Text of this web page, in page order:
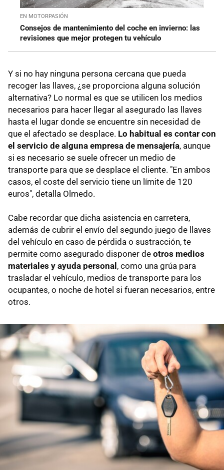
EN MOTORPASIÓN
Consejos de mantenimiento del coche en invierno: las
revisiones que mejor protegen tu vehículo
Y si no hay ninguna persona cercana que pueda
recoger las llaves, ¿se proporciona alguna solución
alternativa? Lo normal es que se utilicen los medios
necesarios para hacer llegar al asegurado las llaves
hasta el lugar donde se encuentre sin necesidad de
que el afectado se desplace. Lo habitual es contar con
el servicio de alguna empresa de mensajería, aunque
si es necesario se suele ofrecer un medio de
transporte para que se desplace el cliente. "En ambos
casos, el coste del servicio tiene un límite de 120
euros", detalla Olmedo.
Cabe recordar que dicha asistencia en carretera,
además de cubrir el envío del segundo juego de llaves
del vehículo en caso de pérdida o sustracción, te
permite como asegurado disponer de otros medios
materiales y ayuda personal , como una grúa para
trasladar el vehículo, medios de transporte para los
ocupantes, o noche de hotel si fueran necesarios, entre
otros.